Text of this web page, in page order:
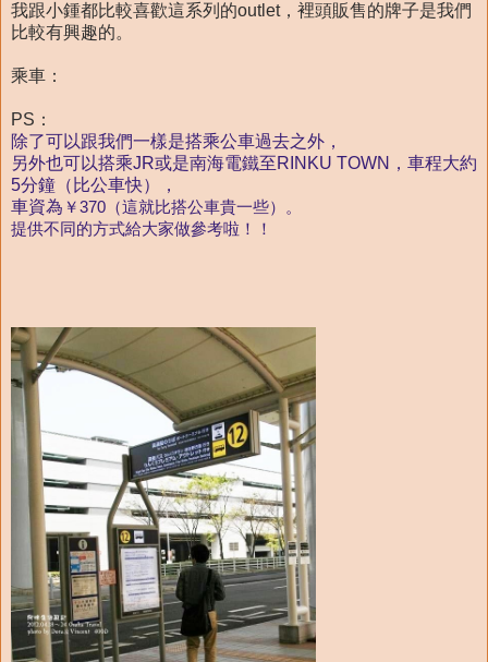
我跟小鍾都比較喜歡這系列的outlet，裡頭販售的牌子是我們
比較有興趣的。
乘車：
PS：
除了可以跟我們一樣是搭乘公車過去之外，
另外也可以搭乘JR或是南海電鐵至RINKU TOWN，車程大約
5分鐘（比公車快），
車資為 ￥370（這就比搭公車貴一些）。
提供不同的方式給大家做參考啦！！